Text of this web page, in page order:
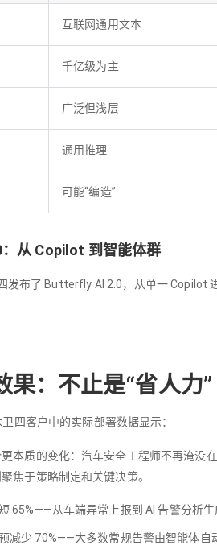
互联网通用文本
千亿级为主
广泛但浅层
通用推理
可能“编造”
从 Copilot 到智能体群
发布了 Butterfly AI 2.0，从单一
果：不止是“省人力”
四客户中的实际部署数据显示：
本质的变化：汽车安全工程师不再淹没
焦于策略制定和关键决策。
65%——从车端异常上报到 AI 告警分析生
减少 70%——大多数常规告警由智能体自